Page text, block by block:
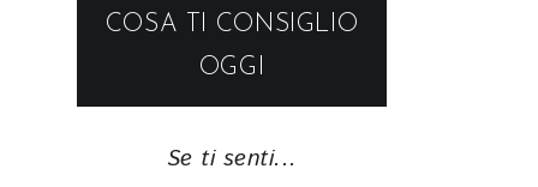
COSA TI CONSIGLIO
OGGI
Se ti senti...